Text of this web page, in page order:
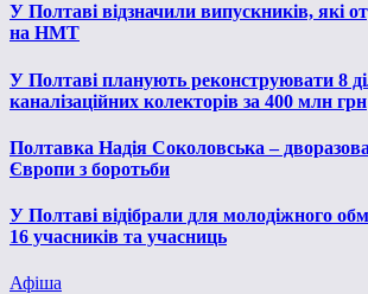
У Полтаві відзначили випускників, які
на НМТ
У Полтаві планують реконструювати 8
каналізаційних колекторів за 400 млн грн
Полтавка Надія Соколовська –
Європи з боротьби
У Полтаві відібрали для молодіжного
16 учасників та учасниць
Афіша